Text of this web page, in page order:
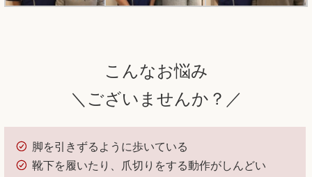
こんなお悩み
＼ございませんか？／
脚を引きずるように歩いている
靴下を履いたり、爪切りをする動作がしんどい